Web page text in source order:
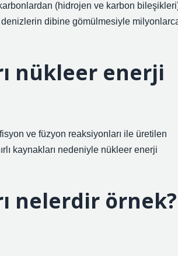
(hidrojen ve karbon
denizlerin dibine gömülmesiyle
nükleer enerji
ve füzyon reaksiyonları ile üretilen
kaynakları nedeniyle nükleer enerji
nelerdir örnek?